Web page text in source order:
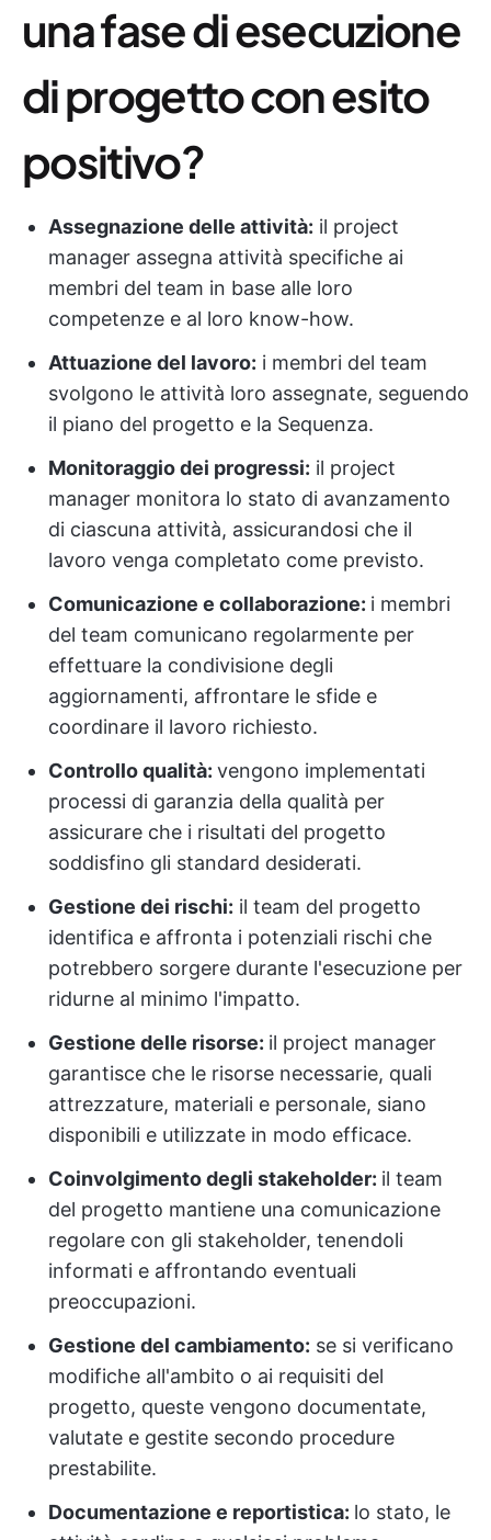
una fase di esecuzione
di progetto con esito
positivo?
Assegnazione delle attività: il project
manager assegna attività specifiche ai
membri del team in base alle loro
competenze e al loro know-how.
Attuazione del lavoro: i membri del team
svolgono le attività loro assegnate, seguendo
il piano del progetto e la Sequenza.
Monitoraggio dei progressi: il project
manager monitora lo stato di avanzamento
di ciascuna attività, assicurandosi che il
lavoro venga completato come previsto.
Comunicazione e collaborazione: i membri
del team comunicano regolarmente per
effettuare la condivisione degli
aggiornamenti, affrontare le sfide e
coordinare il lavoro richiesto.
Controllo qualità: vengono implementati
processi di garanzia della qualità per
assicurare che i risultati del progetto
soddisfino gli standard desiderati.
Gestione dei rischi: il team del progetto
identifica e affronta i potenziali rischi che
potrebbero sorgere durante l'esecuzione per
ridurne al minimo l'impatto.
Gestione delle risorse: il project manager
garantisce che le risorse necessarie, quali
attrezzature, materiali e personale, siano
disponibili e utilizzate in modo efficace.
Coinvolgimento degli stakeholder: il team
del progetto mantiene una comunicazione
regolare con gli stakeholder, tenendoli
informati e affrontando eventuali
preoccupazioni.
Gestione del cambiamento: se si verificano
modifiche all'ambito o ai requisiti del
progetto, queste vengono documentate,
valutate e gestite secondo procedure
prestabilite.
Documentazione e reportistica: lo stato, le